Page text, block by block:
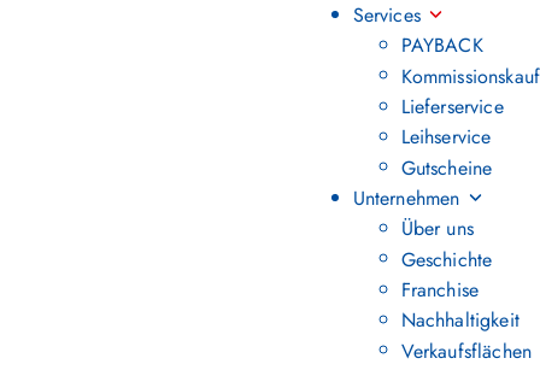
Services
PAYBACK
Kommissionskauf
Lieferservice
Leihservice
Gutscheine
Unternehmen
Über uns
Geschichte
Franchise
Nachhaltigkeit
Verkaufsflächen